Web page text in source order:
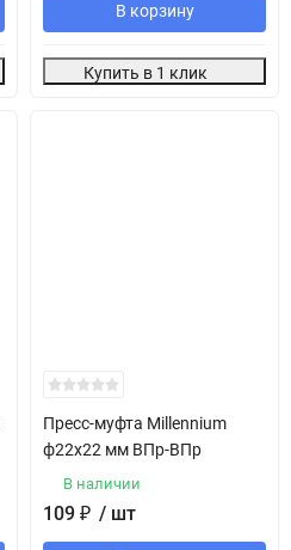
В корзину
Купить в 1 клик
Пресс-муфта Millennium
ф22х22 мм ВПр-ВПр
В наличии
109 ₽ / шт